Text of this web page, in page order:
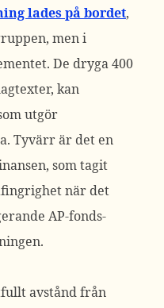
lades på bordet,
men i
De dryga 400
kan
utgör
Tyvärr är det en
som tagit
när det
AP-fonds-
avstånd från